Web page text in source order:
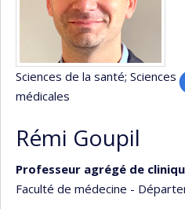
Sciences de la santé; Sciences
médicales
Rémi Goupil
Professeur agrégé de
Faculté de médecine -